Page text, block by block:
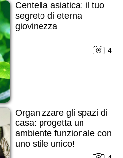
Centella asiatica: il tuo
segreto di eterna
giovinezza
4
Organizzare gli spazi di
casa: progetta un
ambiente funzionale con
uno stile unico!